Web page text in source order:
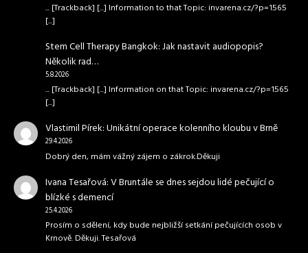
... [Trackback] [...] Information to that Topic: invarena.cz/?p=1565
[...]
Stem Cell Therapy Bangkok:Jak nastavit audiopopis?
Několik rad…
5.8.2026
... [Trackback] [...] Information on that Topic: invarena.cz/?p=1565
[...]
Vlastimil Pírek:Unikátní operace kolenního kloubu v Brně
29.4.2026
Dobrý den, mám vážný zájem o zákrok.Děkuji
Ivana Tesařová:V Bruntále se dnes sejdou lidé pečující o
blízké s demencí
25.4.2026
Prosím o sdělení, kdy bude nejbližší setkání pečujících osob v
Krnově. Děkuji. Tesařová